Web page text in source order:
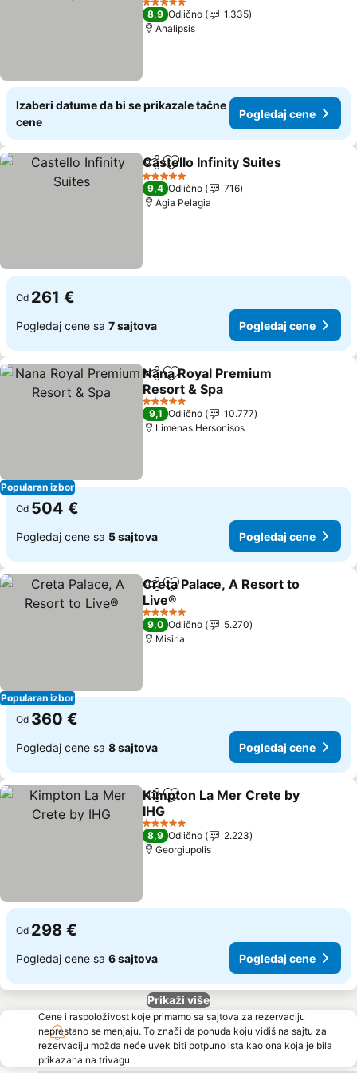
5 Zvezdice
8,9 Odlično
1.335
Analipsis
Izaberi datume da bi se prikazale tačne
cene
Pogledaj cene
Deli Dodati u favorite
Castello Infinity Suites
5 Zvezdice
9,4 Odlično
716
Agia Pelagia
Od 261 €
Pogledaj cene sa 7 sajtova Pogledaj cene
Popularan izbor
Deli Dodati u favorite
Nana Royal Premium
Resort & Spa
5 Zvezdice
9,1 Odlično
10.777
Limenas Hersonisos
Od 504 €
Pogledaj cene sa 5 sajtova Pogledaj cene
Popularan izbor
Deli Dodati u favorite
Creta Palace, A Resort to
Live®
5 Zvezdice
9,0 Odlično
5.270
Misiria
Od 360 €
Pogledaj cene sa 8 sajtova Pogledaj cene
Deli Dodati u favorite
Kimpton La Mer Crete by
IHG
5 Zvezdice
8,9 Odlično
2.223
Georgiupolis
Od 298 €
Pogledaj cene sa 6 sajtova Pogledaj cene
Prikaži više
Cene i raspoloživost koje primamo sa sajtova za rezervaciju
neprestano se menjaju. To znači da ponuda koju vidiš na sajtu za
rezervaciju možda neće uvek biti potpuno ista kao ona koja je bila
prikazana na trivagu.